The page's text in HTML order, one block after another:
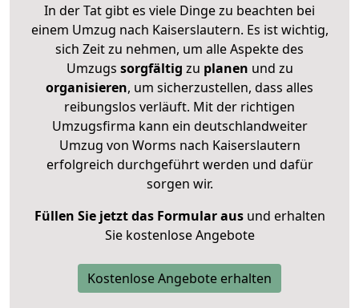
In der Tat gibt es viele Dinge zu beachten bei
einem Umzug nach Kaiserslautern. Es ist wichtig,
sich Zeit zu nehmen, um alle Aspekte des
Umzugs sorgfältig zu planen und zu
organisieren, um sicherzustellen, dass alles
reibungslos verläuft. Mit der richtigen
Umzugsfirma kann ein deutschlandweiter
Umzug von Worms nach Kaiserslautern
erfolgreich durchgeführt werden und dafür
sorgen wir.
Füllen Sie jetzt das Formular ausund erhalten
Sie kostenlose Angebote
Kostenlose Angebote erhalten